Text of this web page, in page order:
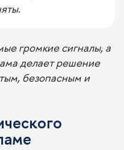
громкие сигналы, а
делает решение
безопасным и